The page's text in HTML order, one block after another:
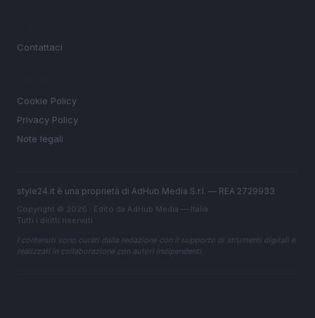
Contattaci
Cookie Policy
Privacy Policy
Note legali
style24.it è una proprietà di AdHub Media S.r.l. — REA 2729933
Copyright © 2026 · Edito da AdHub Media — Italia
Tutti i diritti riservati
I contenuti sono curati dalla redazione con il supporto di strumenti digitali e
realizzati in collaborazione con autori indipendenti.